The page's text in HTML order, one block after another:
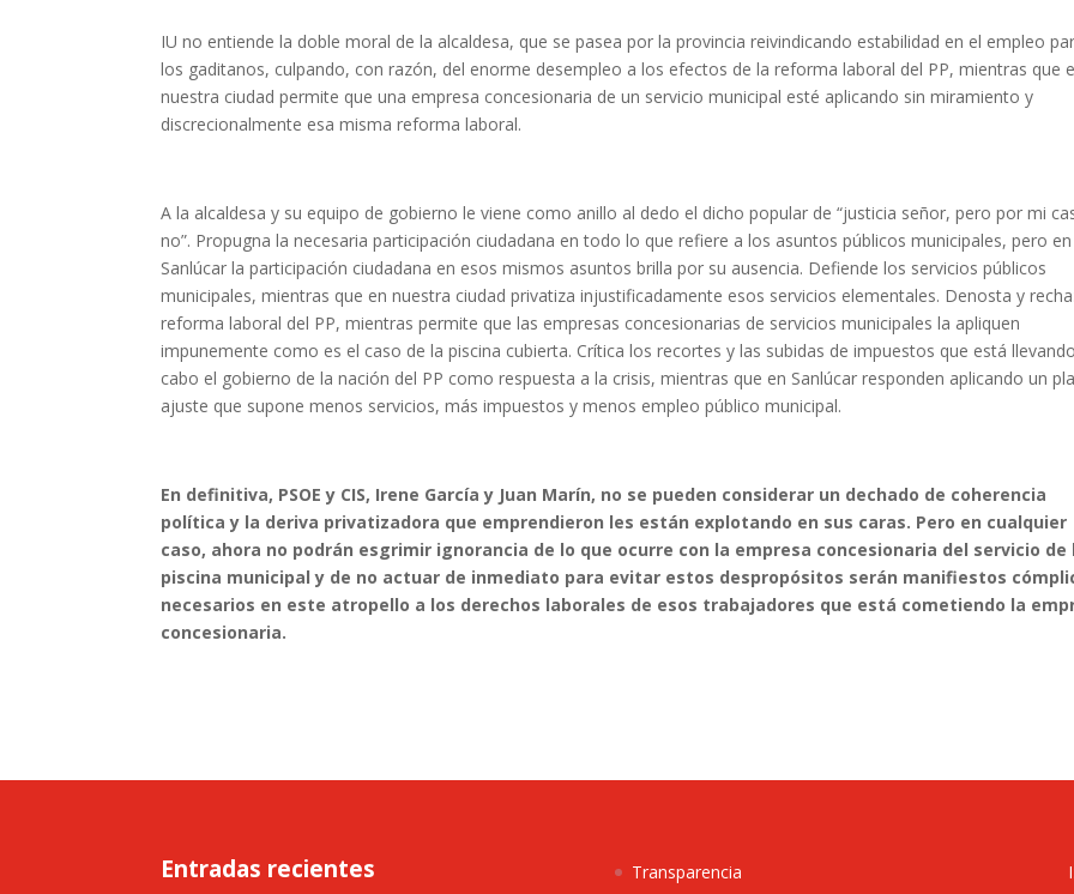
IU no entiende la doble moral de la alcaldesa, que se pasea por la provincia reivindicando estabilidad en el empleo
los gaditanos, culpando, con razón, del enorme desempleo a los efectos de la reforma laboral del PP, mientras que
nuestra ciudad permite que una empresa concesionaria de un servicio municipal esté aplicando sin miramiento y
discrecionalmente esa misma reforma laboral.
A la alcaldesa y su equipo de gobierno le viene como anillo al dedo el dicho popular de “justicia señor, pero por mi
no”. Propugna la necesaria participación ciudadana en todo lo que refiere a los asuntos públicos municipales, pero en
Sanlúcar la participación ciudadana en esos mismos asuntos brilla por su ausencia. Defiende los servicios públicos
municipales, mientras que en nuestra ciudad privatiza injustificadamente esos servicios elementales. Denosta y
reforma laboral del PP, mientras permite que las empresas concesionarias de servicios municipales la apliquen
impunemente como es el caso de la piscina cubierta. Crítica los recortes y las subidas de impuestos que está
cabo el gobierno de la nación del PP como respuesta a la crisis, mientras que en Sanlúcar responden aplicando un
ajuste que supone menos servicios, más impuestos y menos empleo público municipal.
En definitiva, PSOE y CIS, Irene García y Juan Marín, no se pueden considerar un dechado de coherencia
política y la deriva privatizadora que emprendieron les están explotando en sus caras. Pero en cualquier
caso, ahora no podrán esgrimir ignorancia de lo que ocurre con la empresa concesionaria del servicio de
piscina municipal y de no actuar de inmediato para evitar estos despropósitos serán manifiestos
necesarios en este atropello a los derechos laborales de esos trabajadores que está cometiendo la
concesionaria.
Entradas recientes Transparencia